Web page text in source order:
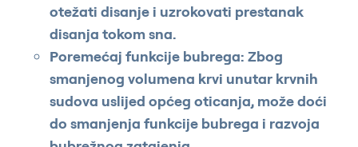
otežati disanje i uzrokovati prestanak
disanja tokom sna.
Poremećaj funkcije bubrega: Zbog
smanjenog volumena krvi unutar krvnih
sudova uslijed općeg oticanja, može doći
do smanjenja funkcije bubrega i razvoja